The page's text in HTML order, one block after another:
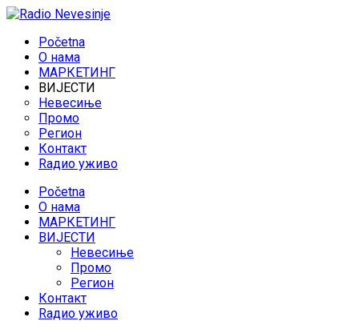
Početna
O нама
МАРКЕТИНГ
ВИЈЕСТИ
Невесиње
Промо
Регион
Контакт
Rадио уживо
Početna
O нама
МАРКЕТИНГ
ВИЈЕСТИ
Невесиње
Промо
Регион
Контакт
Rадио уживо